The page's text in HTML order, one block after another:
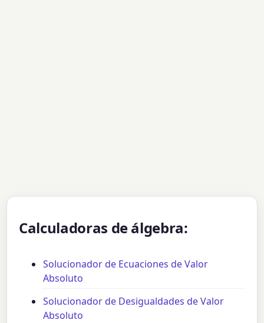
Calculadoras de álgebra:
Solucionador de Ecuaciones de Valor
Absoluto
Solucionador de Desigualdades de Valor
Absoluto